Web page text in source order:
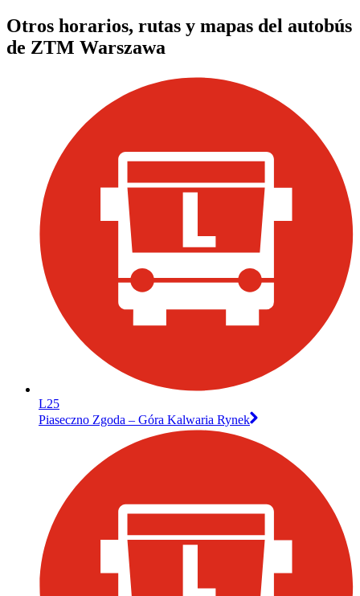
Otros horarios, rutas y mapas del autobús
de ZTM Warszawa
L25
Piaseczno Zgoda – Góra Kalwaria Rynek